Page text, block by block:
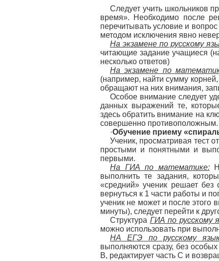
Следует учить школьников
время». Необходимо после
перечитывать условие и
методом исключения явно
На экзамене по русскому
читающие задание учащиеся
несколько ответов)
На экзамене по
(например, найти сумму
обращают на них внимания,
Особое внимание следует
данных выражений те,
здесь обратить внимание на
совершенно противоположным.
·Обучение приему
Ученик, просматривая тест
простыми и понятными и
первыми.
На ГИА по математике:
выполнить те задания,
«средний» ученик решает
вернуться к 1 части работы и
ученик не может и после этого
минуты), следует перейти к
Структура ГИА по русскому
можно использовать при
НА ЕГЭ по русскому
выполняются сразу, без
В, редактирует часть С и